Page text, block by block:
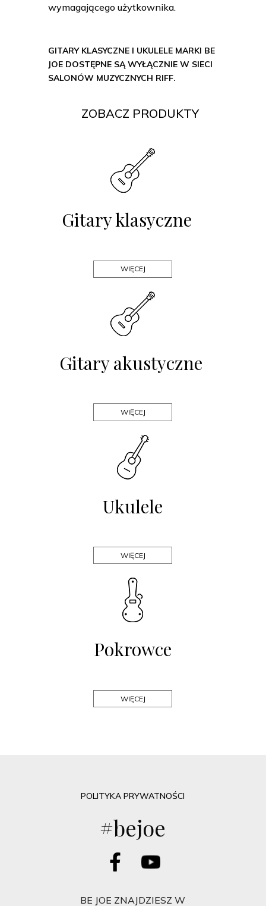
wymagającego użytkownika.
GITARY KLASYCZNE I UKULELE MARKI BE
JOE DOSTĘPNE SĄ WYŁĄCZNIE W SIECI
SALONÓW MUZYCZNYCH RIFF.
ZOBACZ PRODUKTY
Gitary klasyczne
WIĘCEJ
Gitary akustyczne
WIĘCEJ
Ukulele
WIĘCEJ
Pokrowce
WIĘCEJ
POLITYKA PRYWATNOŚCI
#bejoe
BE JOE ZNAJDZIESZ W